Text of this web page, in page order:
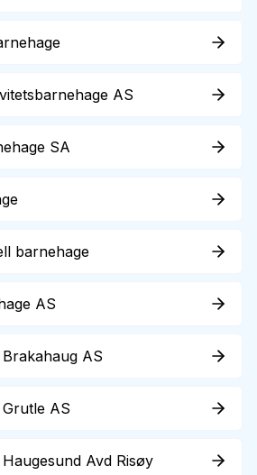
AS
SA
barnehage
AS
AS
AS
Avd Risøy